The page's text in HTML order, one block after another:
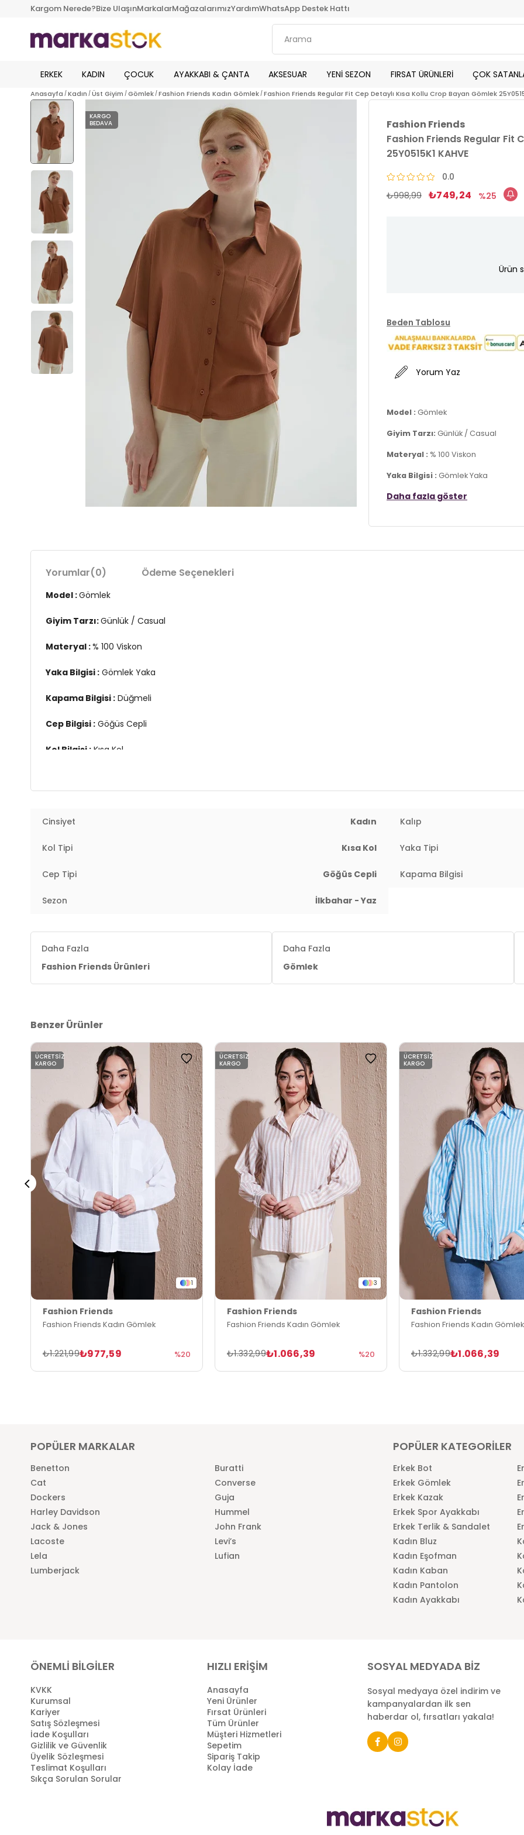
Kargom Nerede?Bize UlaşınMarkalarMağazalarımızYardımWhatsApp Destek Hattı
ERKEK KADIN ÇOCUK AYAKKABI & ÇANTA AKSESUAR YENİ SEZON FIRSAT ÜRÜNLERİ ÇOK
Anasayfa Kadın Üst Giyim Gömlek Fashion Friends Kadın Gömlek Fashion Friends Regular Fit Cep Detaylı Kısa Kollu Crop Bayan Gömlek
KARGO
BEDAVA
Fashion Friends
Fashion Friends Regular Fit
25Y0515K1 KAHVE
0.0
₺998,99 ₺749,24 25
Ürün
Beden Tablosu
Yorum Yaz
Model : Gömlek
Giyim Tarzı: Günlük / Casual
Materyal : % 100 Viskon
Yaka Bilgisi : Gömlek Yaka
Kapama Bilgisi :Düğmeli
Daha fazla göster
Yorumlar(0) Ödeme Seçenekleri
Model :Gömlek
Giyim Tarzı:Günlük / Casual
Materyal :% 100 Viskon
Yaka Bilgisi : Gömlek Yaka
Kapama Bilgisi : Düğmeli
Cep Bilgisi : Göğüs Cepli
Kol Bilgisi : Kısa Kol
Üretim Yeri :
Cinsiyet Kadın Kalıp
Kol Tipi Kısa Kol Yaka Tipi
Cep Tipi Göğüs Cepli Kapama Bilgisi
Sezon İlkbahar - Yaz
Daha Fazla
Fashion Friends Ürünleri
Daha Fazla
Gömlek
Benzer Ürünler
1
Fashion Friends
Fashion Friends Kadın Gömlek
₺977,59
₺1.221,99 %20
ÜCRETSIZ
KARGO
3
Fashion Friends
Fashion Friends Kadın Gömlek
₺1.066,39
₺1.332,99 %20
ÜCRETSIZ
KARGO
Fashion Friends
Fashion Friends Kadın Gömlek
₺1.066,39
₺1.332,99
ÜCRETSIZ
KARGO
POPÜLER MARKALAR
Benetton
Buratti
Cat
Converse
Dockers
Guja
Harley Davidson
Hummel
Jack & Jones
John Frank
Lacoste
Levi’s
Lela
Lufian
Lumberjack
POPÜLER KATEGORİLER
Erkek Bot
Erkek Gömlek
Erkek Kazak
Erkek Spor Ayakkabı
Erkek Terlik & Sandalet
Kadın Bluz
Kadın Eşofman
Kadın Kaban
Kadın Pantolon
Kadın Ayakkabı
ÖNEMLİ BİLGİLER
KVKK
Kurumsal
Kariyer
Satış Sözleşmesi
İade Koşulları
Gizlilik ve Güvenlik
Üyelik Sözleşmesi
Teslimat Koşulları
Sıkça Sorulan Sorular
HIZLI ERİŞİM
Anasayfa
Yeni Ürünler
Fırsat Ürünleri
Tüm Ürünler
Müşteri Hizmetleri
Sepetim
Sipariş Takip
Kolay İade
SOSYAL MEDYADA BİZ
Sosyal medyaya özel indirim ve
kampanyalardan ilk sen
haberdar ol, fırsatları yakala!